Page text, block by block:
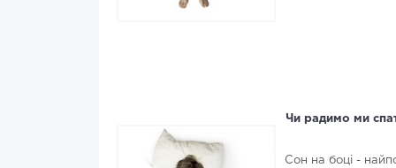
Чи радимо ми
Сон на боці -